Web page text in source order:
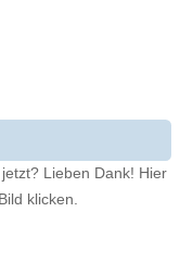
Lieben Dank! Hier
klicken.